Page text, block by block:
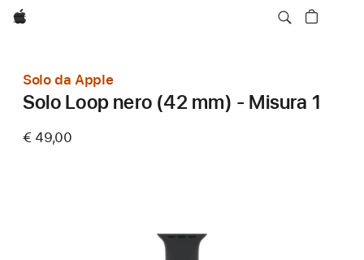
Apple
Solo da Apple
Solo Loop nero (42 mm) - Misura 1
€ 49,00